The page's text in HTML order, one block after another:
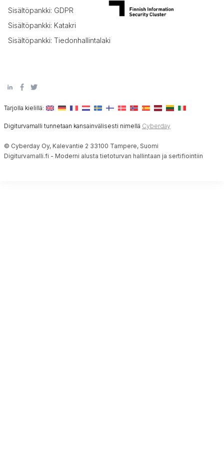
Sisältöpankki: GDPR
Sisältöpankki: Katakri
Sisältöpankki: Tiedonhallintalaki
Tarjolla kielillä:
Digiturvamalli tunnetaan kansainvälisesti nimellä Cyberday
© Cyberday Oy, Kalevantie 2 33100 Tampere, Suomi
Digiturvamalli.fi - Moderni alusta tietoturvan hallintaan ja sertifiointiin